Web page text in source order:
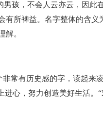
男孩，不会人云亦云，因此
有所裨益。名字整体的含义
解。
非常有历史感的字，读起来
心，努力创造美好生活。“